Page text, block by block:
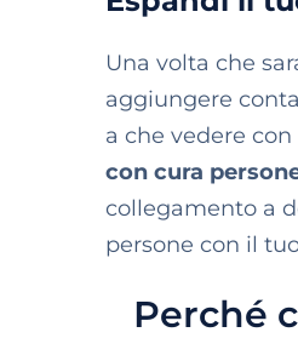
Una volta che
aggiungere
a che vedere
con cura
collegamento a
persone con il
Perché